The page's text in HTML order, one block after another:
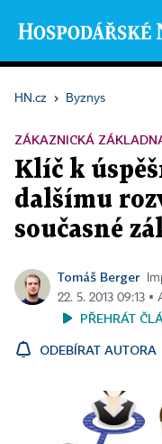
HN.cz › Byznys
ZÁKAZNICKÁ
Klíč k
dalšímu
současné
Tomáš Berger
22. 5. 2013 09:13
PŘEHRÁT
ODEBÍRAT AUTORA